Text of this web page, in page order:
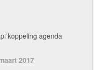
koppeling agenda
2017